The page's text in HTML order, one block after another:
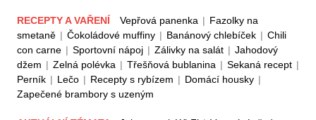
RECEPTY A VAŘENÍ Vepřová panenka | Fazolky na
smetaně | Čokoládové muffiny | Banánový chlebíček | Chili
con carne | Sportovní nápoj | Zálivky na salát | Jahodový
džem | Zelná polévka | Třešňová bublanina | Sekaná recept |
Perník | Lečo | Recepty s rybízem | Domácí housky |
Zapečené brambory s uzeným